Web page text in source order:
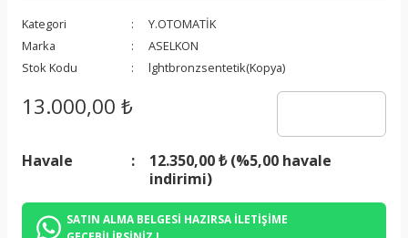
Kategori
Y.OTOMATİK
Marka
ASELKON
Stok Kodu
lghtbronzsentetik(Kopya)
13.000,00 ₺
Havale
12.350,00 ₺ (%5,00 havale
indirimi)
SATIN ALMA BELGESİ HAZIRSA İLETİŞİME